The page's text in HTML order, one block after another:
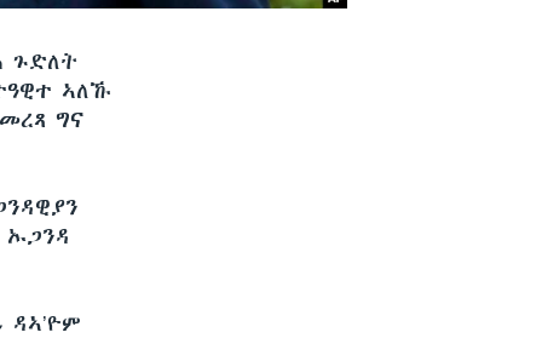
ጉድለት
ኣለኹ
ግና
ኡጋንዳ